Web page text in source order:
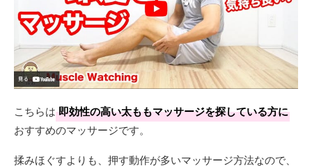
こちらは 即効性の高い太ももマッサージを探している方に
おすすめのマッサージです。
揉みほぐすよりも、押す動作が多いマッサージ方法なので、